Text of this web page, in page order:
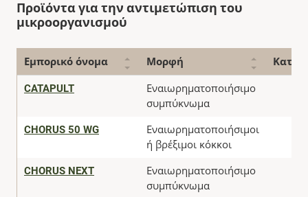
Προϊόντα για την αντιμετώπιση του
μικροοργανισμού
Εμπορικό όνομα Μορφή
CATAPULT
Εναιωρηματοποιήσιμο
συμπύκνωμα
CHORUS 50 WG
Εναιωρηματοποιήσιμοι
ή βρέξιμοι κόκκοι
CHORUS NEXT
Εναιωρηματοποιήσιμο
συμπύκνωμα